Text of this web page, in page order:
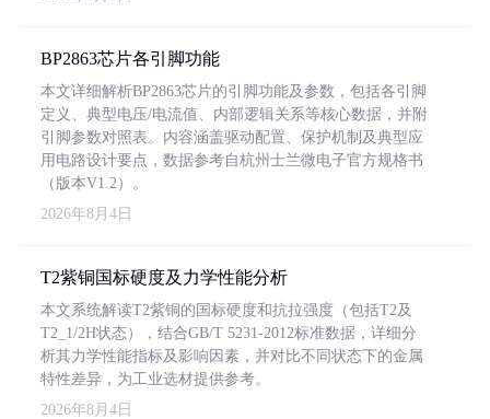
BP2863芯片各引脚功能
本文详细解析BP2863芯片的引脚功能及参数，包括各引脚
定义、典型电压/电流值、内部逻辑关系等核心数据，并附
引脚参数对照表。内容涵盖驱动配置、保护机制及典型应
用电路设计要点，数据参考自杭州士兰微电子官方规格书
（版本V1.2）。
2026年8月4日
T2紫铜国标硬度及力学性能分析
本文系统解读T2紫铜的国标硬度和抗拉强度（包括T2及
T2_1/2H状态），结合GB/T 5231-2012标准数据，详细分
析其力学性能指标及影响因素，并对比不同状态下的金属
特性差异，为工业选材提供参考。
2026年8月4日